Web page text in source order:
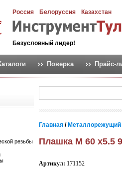
Россия Белоруссия Казахстан
Безусловный лидер!
Поверка Прайс-
резьбы
Главная / Металлорежущий
Плашка М 60 х5.5
Артикул: 171152